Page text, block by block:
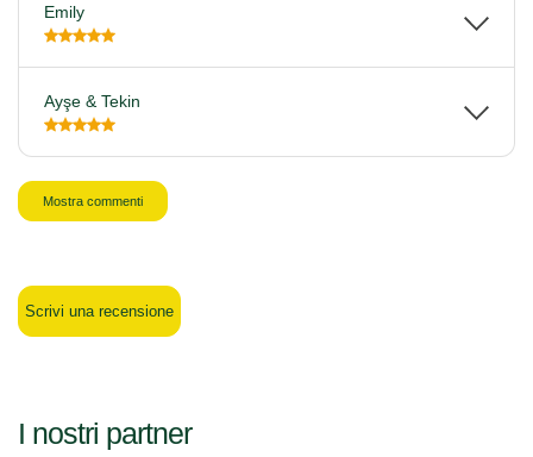
Emily
Ayşe & Tekin
Mostra commenti
Scrivi una recensione
I nostri partner